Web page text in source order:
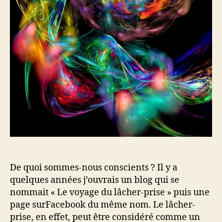
De quoi sommes-nous conscients ? Il y a
quelques années j’ouvrais un blog qui se
nommait « Le voyage du lâcher-prise » puis une
page surFacebook du même nom. Le lâcher-
prise, en effet, peut être considéré comme un